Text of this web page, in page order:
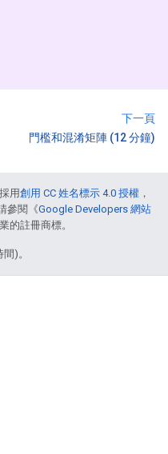
下一頁
門檻和混淆矩陣 (12 分鐘)
用創用 CC 姓名標示 4.0 授權 ，
參閱《Google Developers 網站
的註冊商標。
)。